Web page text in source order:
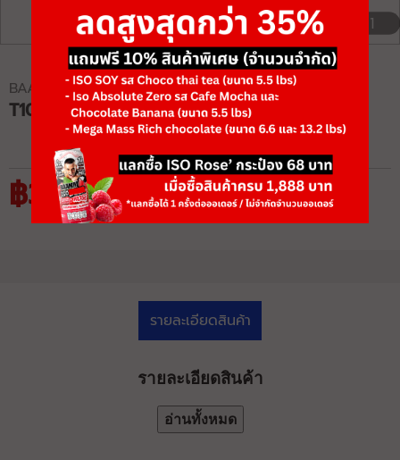
1/1
BAAMXERCORE
T1024 GLUTE ISOLATOR
฿37,700 ฿58,000
รายละเอียดสินค้า
รายละเอียดสินค้า
อ่านทั้งหมด